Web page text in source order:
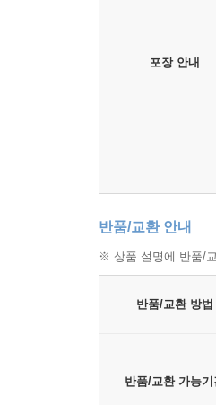
포장 안내
반품/교환 안내
※ 상품 설명에 반품/
반품/교환 방법
반품/교환 가능기